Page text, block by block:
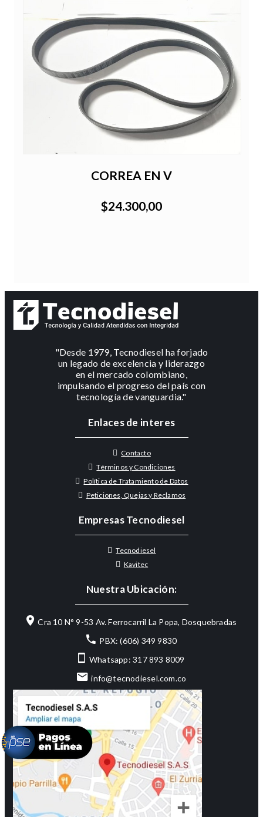
CORREA EN V
$24.300,00
"Desde 1979, Tecnodiesel ha forjado
un legado de excelencia y liderazgo
en el mercado colombiano,
impulsando el progreso del país con
tecnología de vanguardia."
Enlaces de interes
Contacto
Términos y Condiciones
Política de Tratamiento de Datos
Peticiones, Quejas y Reclamos
Empresas Tecnodiesel
Tecnodiesel
Kavitec
Nuestra Ubicación:
Cra 10 N° 9-53 Av. Ferrocarril La Popa, Dosquebradas
PBX: (606) 349 9830
Whatsapp: 317 893 8009
info@tecnodiesel.com.co